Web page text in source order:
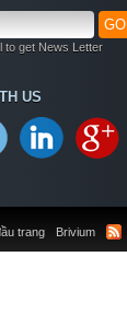
GO
to get News Letter
US
trang Brivium